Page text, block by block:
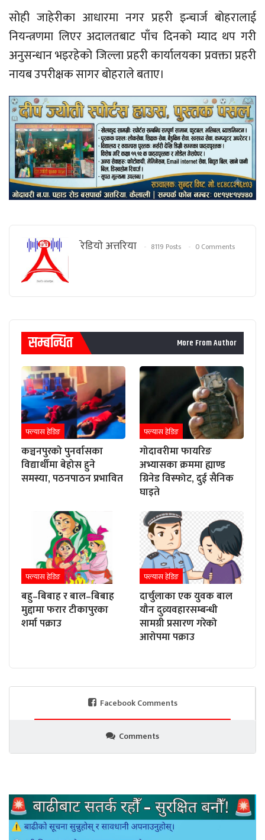
सोही जाहेरीका आधारमा नगर प्रहरी इन्चार्ज बोहरालाई
नियन्त्रणमा लिएर अदालतबाट पाँच दिनको म्याद थप गरी
अनुसन्धान भइरहेको जिल्ला प्रहरी कार्यालयका प्रवक्ता प्रहरी
नायब उपरीक्षक सागर बोहराले बताए।
रेडियाे अत्तरिया 8119 Posts 0 Comments
सम्बन्धित More From Author
फ्ल्यास हेडिङ
कञ्चनपुरको पुनर्वासका
विद्यार्थीमा बेहोस हुने
समस्या, पठनपाठन प्रभावित
फ्ल्यास हेडिङ
गोदावरीमा फायरिङ
अभ्यासका क्रममा ह्याण्ड
ग्रिनेड विस्फोट, दुई सैनिक
घाइते
फ्ल्यास हेडिङ
बहु–बिबाह र बाल–बिबाह
मुद्दामा फरार टीकापुरका
शर्मा पक्राउ
फ्ल्यास हेडिङ
दार्चुलाका एक युवक बाल
यौन दुव्र्यवहारसम्बन्धी
सामग्री प्रसारण गरेको
आरोपमा पक्राउ
Facebook Comments
Comments